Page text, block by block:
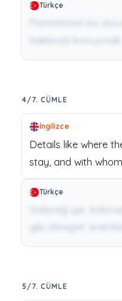
Türkçe
hakkında
4/7. CÜMLE
İngilizce
Details like where
stay, and with whom
Türkçe
5/7. CÜMLE